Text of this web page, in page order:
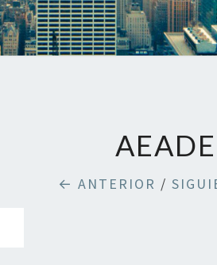
AEADE
← ANTERIOR /